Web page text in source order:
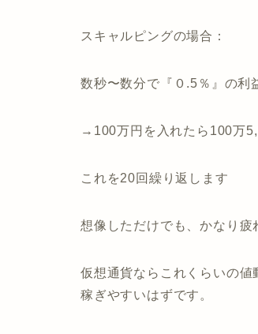
スキャルピングの場合：
数秒〜数分で『０.5％』の利
→100万円を入れたら100万
これを20回繰り返します
想像しただけでも、かなり疲
仮想通貨ならこれくらいの
稼ぎやすいはずです。